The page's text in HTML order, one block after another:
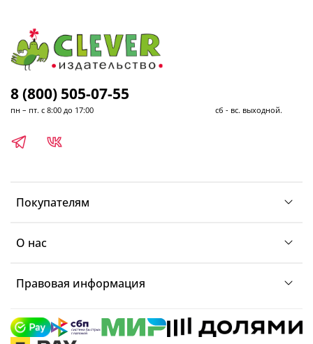
Покупателям
О нас
Правовая информация
8 (800) 505-07-55
пн – пт. с 8:00 до 17:00 сб - вс. выходной.